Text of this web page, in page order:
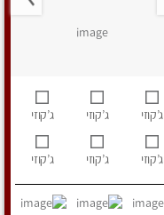
ג’קוזי ג’קוזי ג’קוזי
ג’קוזי ג’קוזי ג’קוזי